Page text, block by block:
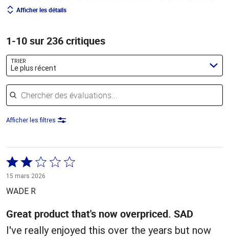
Afficher les détails
1-10 sur 236 critiques
TRIER
Le plus récent
Chercher des évaluations
Afficher les filtres
Coté
2 sur
5
15 mars 2026
WADE R
Great product that's now overpriced. SAD
I've really enjoyed this over the years but now